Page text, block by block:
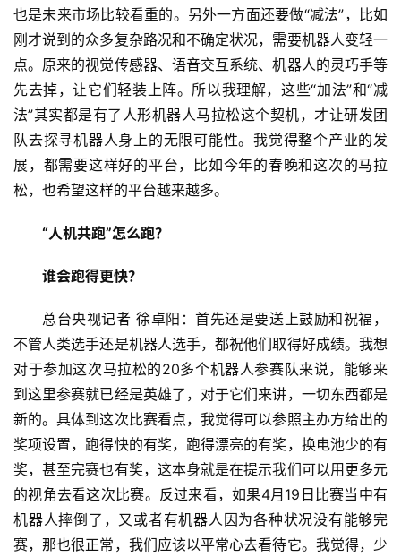
资
讯
商
业
消
费
财
经
教
育
专
题
登录 注册
也是未来市场比较看重的。另外一方面还要做“减法”，比如
刚才说到的众多复杂路况和不确定状况，需要机器人变轻一
点。原来的视觉传感器、语音交互系统、机器人的灵巧手等
先去掉，让它们轻装上阵。所以我理解，这些“加法”和“减
法”其实都是有了人形机器人马拉松这个契机，才让研发团
队去探寻机器人身上的无限可能性。我觉得整个产业的发
展，都需要这样好的平台，比如今年的春晚和这次的马拉
松，也希望这样的平台越来越多。
“人机共跑”怎么跑？
谁会跑得更快？
总台央视记者 徐卓阳：首先还是要送上鼓励和祝福，
不管人类选手还是机器人选手，都祝他们取得好成绩。我想
对于参加这次马拉松的20多个机器人参赛队来说，能够来
到这里参赛就已经是英雄了，对于它们来讲，一切东西都是
新的。具体到这次比赛看点，我觉得可以参照主办方给出的
奖项设置，跑得快的有奖，跑得漂亮的有奖，换电池少的有
奖，甚至完赛也有奖，这本身就是在提示我们可以用更多元
的视角去看这次比赛。反过来看，如果4月19日比赛当中有
机器人摔倒了，又或者有机器人因为各种状况没有能够完
赛，那也很正常，我们应该以平常心去看待它。我觉得，少